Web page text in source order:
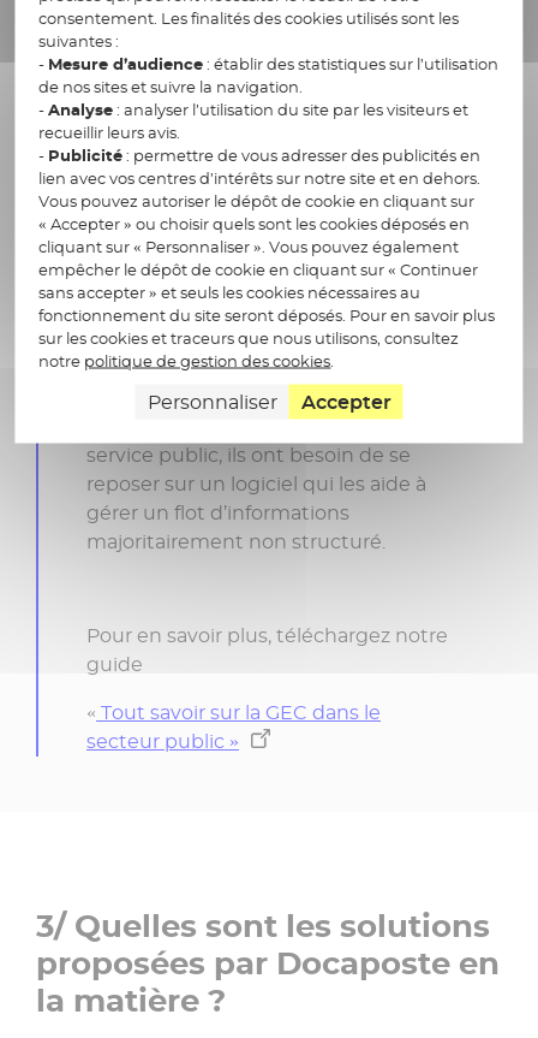
modernisation, les acteurs publics
poursuivent l’ambition d’une
administration « augmentée ». La GEC
ressort de cet arsenal de
l’administration recomposée autour
d’outils informatiques et s’impose
aujourd’hui avec l’avènement de la
saisine par voie électronique afin de
canaliser et piloter les différents flux
entrants ou sortants vers les services
traitants.
Les plus gros utilisateurs de tels
systèmes sont donc les acteurs
publics : pour assurer leur mission de
service public, ils ont besoin de se
reposer sur un logiciel qui les aide à
gérer un flot d’informations
majoritairement non structuré.
Pour en savoir plus, téléchargez notre
guide
« Tout savoir sur la GEC dans le
secteur public »
3/ Quelles sont les solutions
proposées par Docaposte en
la matière ?
consentement. Les finalités des cookies utilisés sont les
suivantes :
- Mesure d’audience: établir des statistiques sur l’utilisation
de nos sites et suivre la navigation.
- Analyse: analyser l’utilisation du site par les visiteurs et
recueillir leurs avis.
- Publicité: permettre de vous adresser des publicités en
lien avec vos centres d’intérêts sur notre site et en dehors.
Vous pouvez autoriser le dépôt de cookie en cliquant sur
« Accepter » ou choisir quels sont les cookies déposés en
cliquant sur « Personnaliser ». Vous pouvez également
empêcher le dépôt de cookie en cliquant sur « Continuer
sans accepter » et seuls les cookies nécessaires au
fonctionnement du site seront déposés. Pour en savoir plus
sur les cookies et traceurs que nous utilisons, consultez
notre politique de gestion des cookies
Personnaliser Accepter